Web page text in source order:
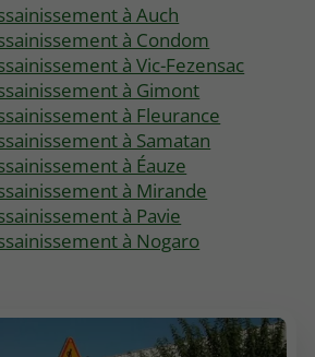
à Auch
à Condom
à Vic-Fezensac
à Gimont
à Fleurance
à Samatan
à Éauze
à Mirande
à Pavie
à Nogaro